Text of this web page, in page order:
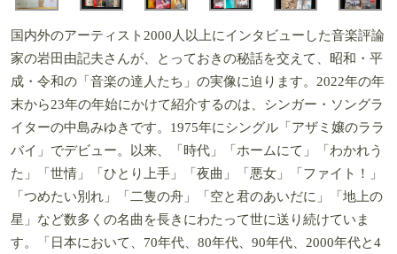
国内外のアーティスト2000人以上にインタビューした音楽評論
家の岩田由記夫さんが、とっておきの秘話を交えて、昭和・平
成・令和の「音楽の達人たち」の実像に迫ります。2022年の年
末から23年の年始にかけて紹介するのは、シンガー・ソングラ
イターの中島みゆきです。1975年にシングル「アザミ嬢のララ
バイ」でデビュー。以来、「時代」「ホームにて」「わかれう
た」「世情」「ひとり上手」「夜曲」「悪女」「ファイト！」
「つめたい別れ」「二隻の舟」「空と君のあいだに」「地上の
星」など数多くの名曲を長きにわたって世に送り続けていま
す。「日本において、70年代、80年代、90年代、2000年代と4